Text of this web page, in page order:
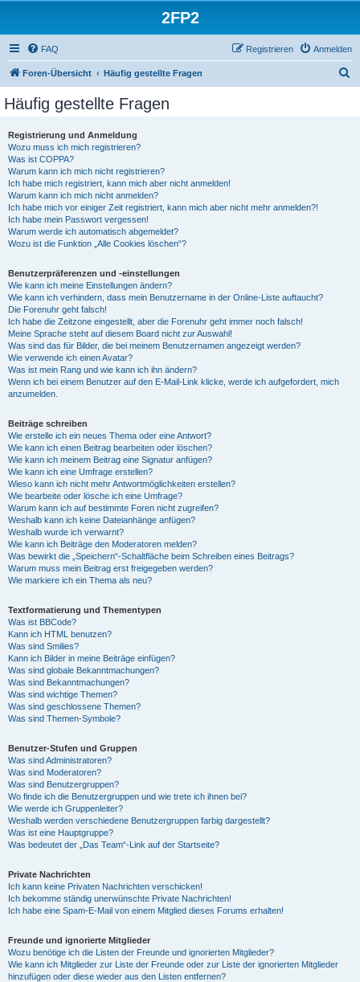
2FP2
FAQ Anmelden
Registrieren
Foren-Übersicht Häufig gestellte Fragen
Häufig gestellte Fragen
Registrierung und Anmeldung
Wozu muss ich mich registrieren?
Was ist COPPA?
Warum kann ich mich nicht registrieren?
Ich habe mich registriert, kann mich aber nicht anmelden!
Warum kann ich mich nicht anmelden?
Ich habe mich vor einiger Zeit registriert, kann mich aber nicht mehr anmelden?!
Ich habe mein Passwort vergessen!
Warum werde ich automatisch abgemeldet?
Wozu ist die Funktion „Alle Cookies löschen“?
Benutzerpräferenzen und -einstellungen
Wie kann ich meine Einstellungen ändern?
Wie kann ich verhindern, dass mein Benutzername in der Online-Liste auftaucht?
Die Forenuhr geht falsch!
Ich habe die Zeitzone eingestellt, aber die Forenuhr geht immer noch falsch!
Meine Sprache steht auf diesem Board nicht zur Auswahl!
Was sind das für Bilder, die bei meinem Benutzernamen angezeigt werden?
Wie verwende ich einen Avatar?
Was ist mein Rang und wie kann ich ihn ändern?
Wenn ich bei einem Benutzer auf den E-Mail-Link klicke, werde ich aufgefordert, mich
anzumelden.
Beiträge schreiben
Wie erstelle ich ein neues Thema oder eine Antwort?
Wie kann ich einen Beitrag bearbeiten oder löschen?
Wie kann ich meinem Beitrag eine Signatur anfügen?
Wie kann ich eine Umfrage erstellen?
Wieso kann ich nicht mehr Antwortmöglichkeiten erstellen?
Wie bearbeite oder lösche ich eine Umfrage?
Warum kann ich auf bestimmte Foren nicht zugreifen?
Weshalb kann ich keine Dateianhänge anfügen?
Weshalb wurde ich verwarnt?
Wie kann ich Beiträge den Moderatoren melden?
Was bewirkt die „Speichern“-Schaltfläche beim Schreiben eines Beitrags?
Warum muss mein Beitrag erst freigegeben werden?
Wie markiere ich ein Thema als neu?
Textformatierung und Thementypen
Was ist BBCode?
Kann ich HTML benutzen?
Was sind Smilies?
Kann ich Bilder in meine Beiträge einfügen?
Was sind globale Bekanntmachungen?
Was sind Bekanntmachungen?
Was sind wichtige Themen?
Was sind geschlossene Themen?
Was sind Themen-Symbole?
Benutzer-Stufen und Gruppen
Was sind Administratoren?
Was sind Moderatoren?
Was sind Benutzergruppen?
Wo finde ich die Benutzergruppen und wie trete ich ihnen bei?
Wie werde ich Gruppenleiter?
Weshalb werden verschiedene Benutzergruppen farbig dargestellt?
Was ist eine Hauptgruppe?
Was bedeutet der „Das Team“-Link auf der Startseite?
Private Nachrichten
Ich kann keine Privaten Nachrichten verschicken!
Ich bekomme ständig unerwünschte Private Nachrichten!
Ich habe eine Spam-E-Mail von einem Mitglied dieses Forums erhalten!
Freunde und ignorierte Mitglieder
Wozu benötige ich die Listen der Freunde und ignorierten Mitglieder?
Wie kann ich Mitglieder zur Liste der Freunde oder zur Liste der ignorierten Mitglieder
hinzufügen oder diese wieder aus den Listen entfernen?